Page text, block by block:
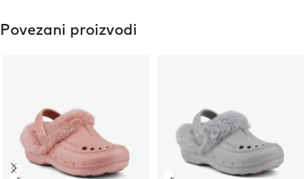
Povezani proizvodi